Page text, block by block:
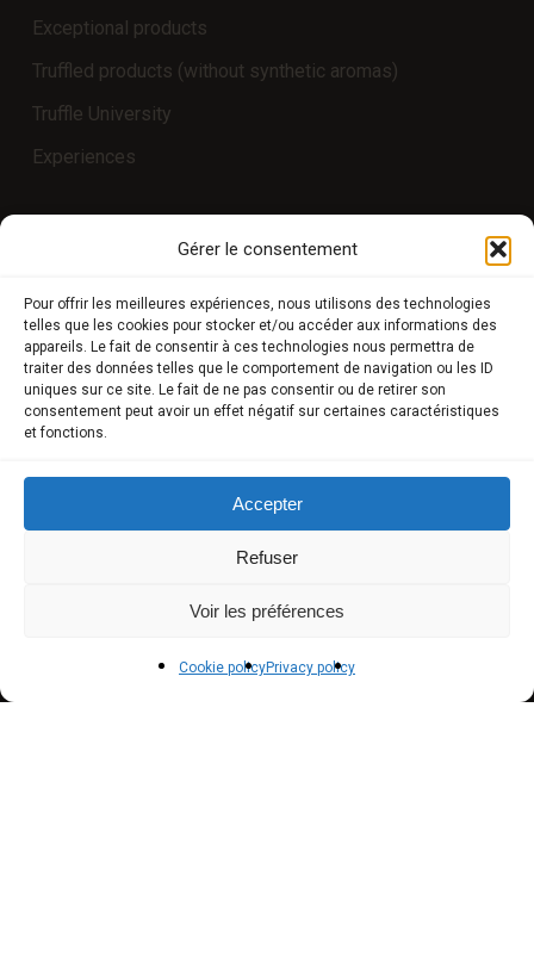
Gérer le consentement
Pour offrir les meilleures expériences, nous utilisons des technologies
telles que les cookies pour stocker et/ou accéder aux informations des
appareils. Le fait de consentir à ces technologies nous permettra de
traiter des données telles que le comportement de navigation ou les ID
uniques sur ce site. Le fait de ne pas consentir ou de retirer son
consentement peut avoir un effet négatif sur certaines caractéristiques
et fonctions.
Accepter
Refuser
Voir les préférences
Cookie policyPrivacy policy
Exceptional products
Truffled products (without synthetic aromas)
Truffle University
Experiences
COMPTE CLIENT
Store
My Account
Payment methods
Delivery
Terms and conditions of sale